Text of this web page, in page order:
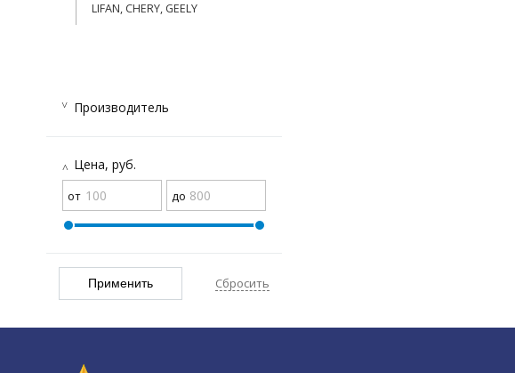
LIFAN, CHERY, GEELY
Производитель
Цена, руб.
Применить Сбросить